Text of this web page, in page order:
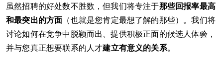
虽然招聘的好处数不胜数，但我们将专注于那些回报率最高
和最突出的方面 （也就是您肯定最想了解的那些）。我们将
讨论如何在竞争中脱颖而出、提供积极正面的候选人体验，
并与您真正想要联系的人才建立有意义的关系。